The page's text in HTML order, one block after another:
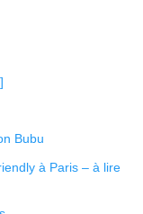
Bubu
à Paris – à lire